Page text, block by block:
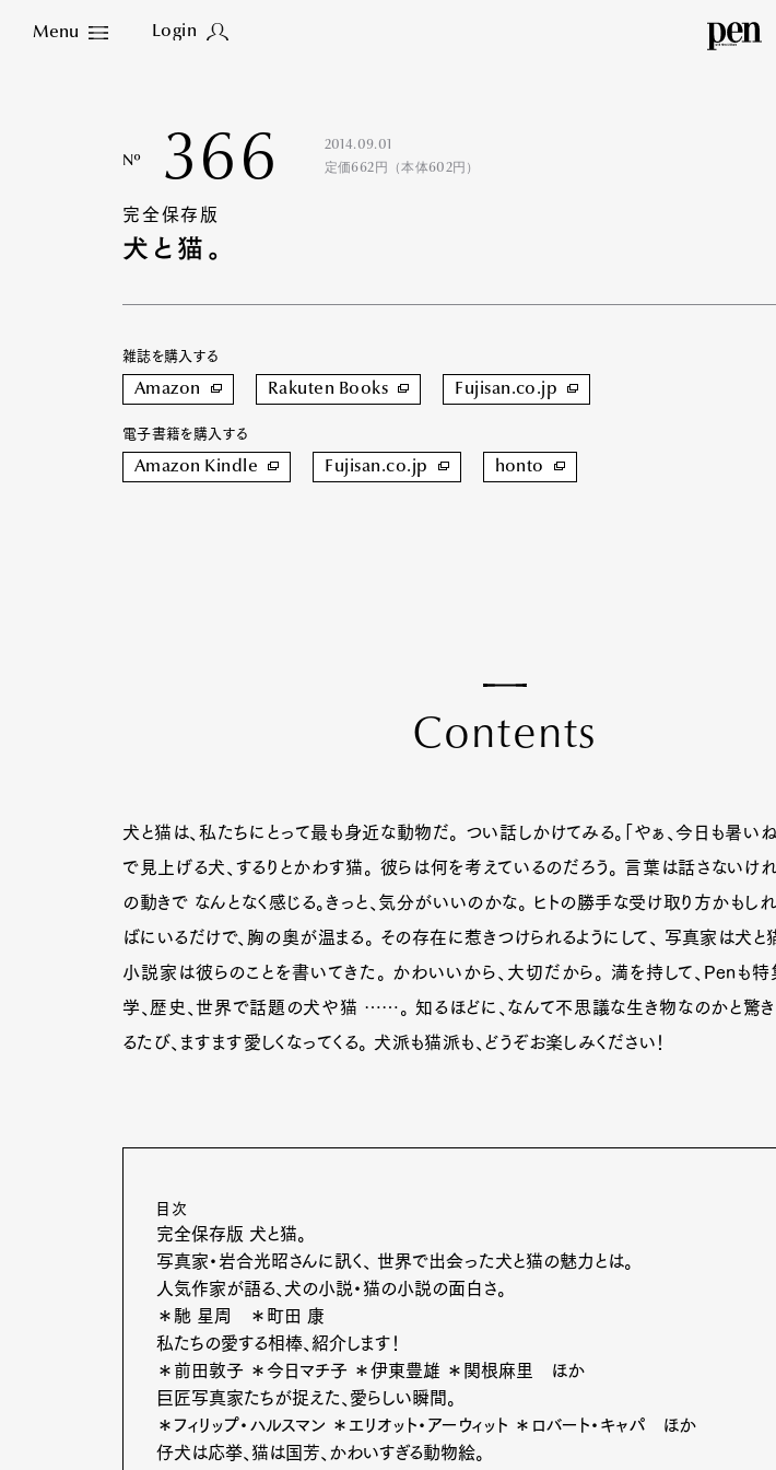
Menu Login
Close
Nº 366
2014.09.01
定価662円（本体602円）
完全保存版
犬と猫。
雑誌を購入する
Amazon Rakuten Books Fujisan.co.jp
電子書籍を購入する
Amazon Kindle Fujisan.co.jp honto
Contents
犬と猫は、私たちにとって最も身近な動物だ。 つい話しかけてみる。「やぁ、今日も暑い
で見上げる犬、するりとかわす猫。 彼らは何を考えているのだろう。 言葉は話さないけ
の動きで なんとなく感じる。きっと、気分がいいのかな。 ヒトの勝手な受け取り方かもし
ばにいるだけで、胸の奥が温まる。 その存在に惹きつけられるようにして、 写真家は犬と猫
小説家は彼らのことを書いてきた。 かわいいから、大切だから。 満を持して、Penも特
学、歴史、世界で話題の犬や猫 ……。 知るほどに、なんて不思議な生き物なのかと驚き
るたび、ますます愛しくなってくる。 犬派も猫派も、どうぞお楽しみください！
目次
完全保存版 犬と猫。
写真家・岩合光昭さんに訊く、 世界で出会った犬と猫の魅力とは。
人気作家が語る、犬の小説・猫の小説の面白さ。
＊馳 星周 ＊町田 康
私たちの愛する相棒、紹介します！
＊前田敦子 ＊今日マチ子 ＊伊東豊雄 ＊関根麻里 ほか
巨匠写真家たちが捉えた、愛らしい瞬間。
＊フィリップ・ハルスマン ＊エリオット・アーウィット ＊ロバート・キャパ ほか
仔犬は応挙、猫は国芳、かわいすぎる動物絵。